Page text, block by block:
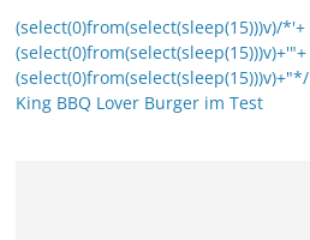
(select(0)from(select(sleep(15)))v)/*'+
(select(0)from(select(sleep(15)))v)+'"+
(select(0)from(select(sleep(15)))v)+"*/
King BBQ Lover Burger im Test